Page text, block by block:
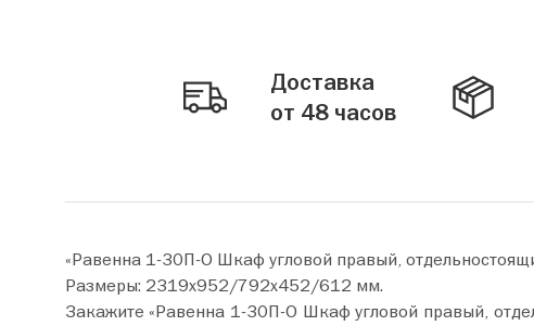
Доставка
от 48 часов
«Равенна 1-30П-О Шкаф угловой правый,
Размеры: 2319х952/792х452/612 мм.
Закажите «Равенна 1-30П-О Шкаф угловой правый, отдельностоящий» прямо